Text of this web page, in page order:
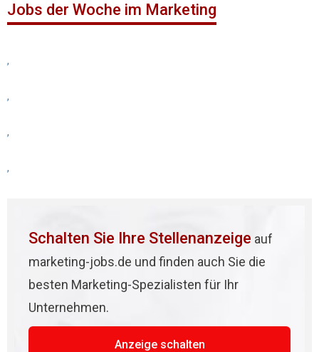
Jobs der Woche im Marketing
,
,
,
,
Schalten Sie Ihre Stellenanzeige auf
marketing-jobs.de und finden auch Sie die
besten Marketing-Spezialisten für Ihr
Unternehmen.
Anzeige schalten